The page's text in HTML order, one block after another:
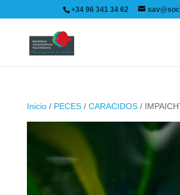
+34 96 341 34 62
Inicio/ PECES/ CARACIDOS/